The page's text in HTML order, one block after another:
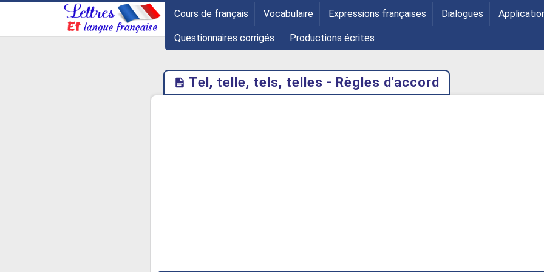
Cours de français Vocabulaire Expressions françaises Dialogues
Questionnaires corrigés Productions écrites
Tel, telle, tels, telles - Règles d'accord